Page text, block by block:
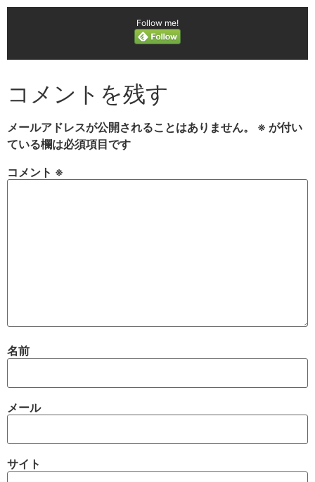
Follow me!
コメントを残す
メールアドレスが公開されることはありません。 ※ が付い
ている欄は必須項目です
コメント ※
名前
メール
サイト